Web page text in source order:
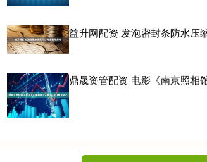
益升网配资 发泡密封条防水压
鼎晟资管配资 电影《南京照相